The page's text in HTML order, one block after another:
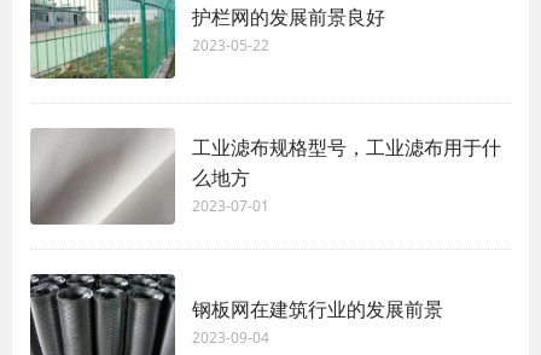
护栏网的发展前景良好
2023-05-22
工业滤布规格型号，工业滤布用于什
么地方
2023-07-01
钢板网在建筑行业的发展前景
2023-09-04